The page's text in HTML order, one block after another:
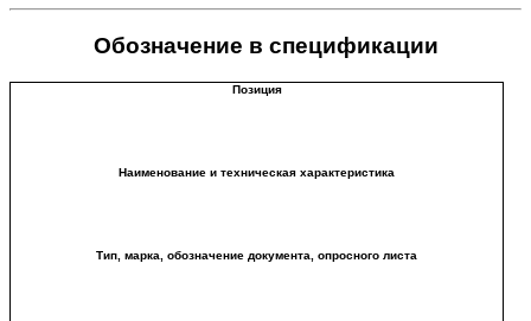
Обозначение в спецификации
Позиция
Наименование и техническая характеристика
Тип, марка, обозначение документа, опросного листа